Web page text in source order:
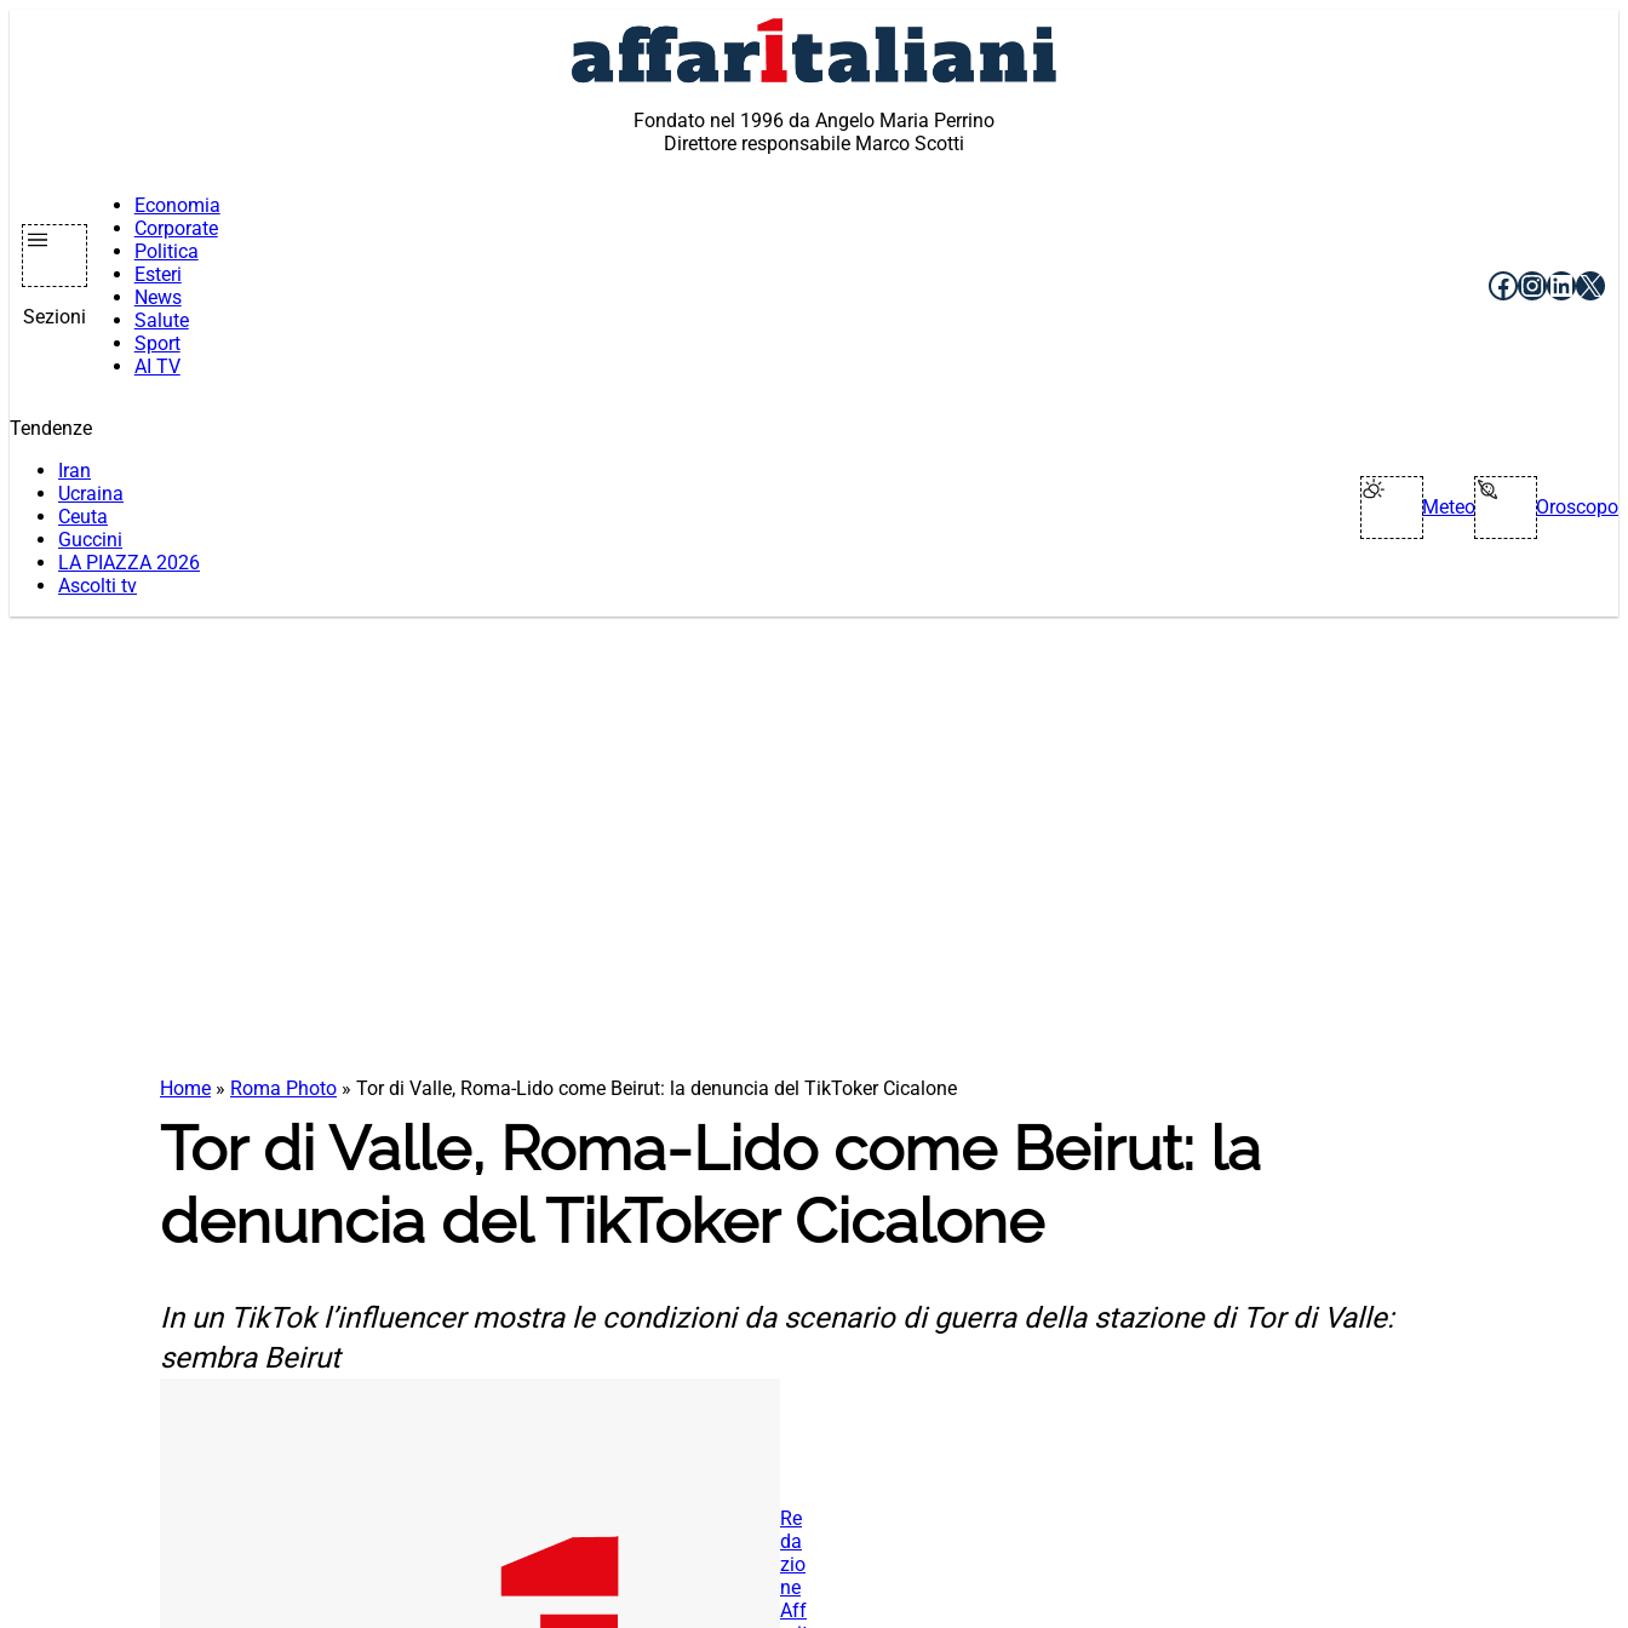
Fondato nel 1996 da Angelo Maria Perrino
Direttore responsabile Marco Scotti
Sezioni
Economia
Corporate
Politica
Esteri
News
Salute
Sport
AI TV
Facebook
X
Tendenze
Iran
Ucraina
Ceuta
Guccini
LA PIAZZA 2026
Ascolti tv
Meteo Oroscopo
Home » Roma Photo » Tor di Valle, Roma-Lido come Beirut: la denuncia del TikToker Cicalone
Tor di Valle, Roma-Lido come Beirut: la
denuncia del TikToker Cicalone
In un TikTok l’influencer mostra le condizioni da scenario di guerra della stazione di Tor di Valle:
sembra Beirut
Re
da
zio
ne
Aff